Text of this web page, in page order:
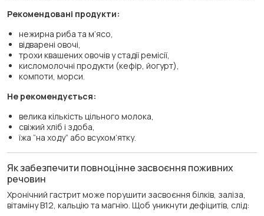
Рекомендовані продукти:
нежирна риба та м’ясо,
відварені овочі,
трохи квашених овочів у стадії ремісії,
кисломолочні продукти (кефір, йогурт),
компоти, морси.
Не рекомендується:
велика кількість цільного молока,
свіжий хліб і здоба,
їжа “на ходу” або всухом’ятку.
Як забезпечити повноцінне засвоєння поживних
речовин
Хронічний гастрит може порушити засвоєння білків, заліза,
вітаміну B12, кальцію та магнію. Щоб уникнути дефіцитів, слід: